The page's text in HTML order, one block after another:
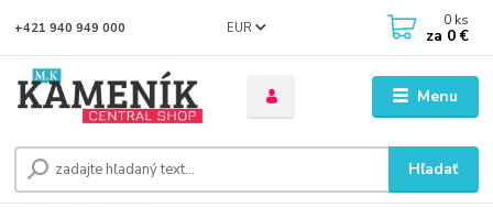
Menu
EUR
Hľadať
+421 940 949 000 0 ks
za 0 €